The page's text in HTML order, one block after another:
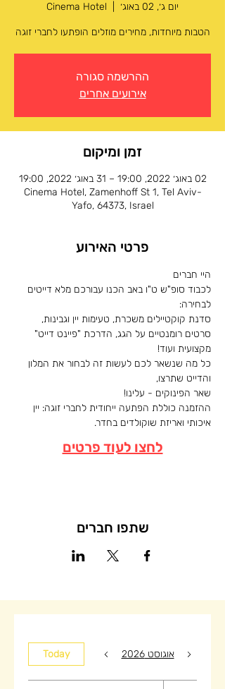
יום ג׳, 02 באוג׳ Cinema Hotel
הטבות מיוחדות, מחירים מוזלים הופתעו לחברי זוגה
ההרשמה סגורה
אירועים אחרים
זמן ומיקום
02 באוג׳ 2022, 19:00 – 31 באוג׳ 2022, 19:00
Cinema Hotel, Zamenhoff St 1, Tel Aviv-
Yafo, 64373, Israel
פרטי האירוע
היי חברים
לכבוד סופ"ש ט"ו באב הכנו עבורכם מלא דייטים
לבחירה:
סדנת קוקטיילים משכרת, טעימות יין וגבינות,
סרטים רומנטיים על הגג, הדרכת "פיינט דייט"
מקצועית ועוד!
כל מה שנשאר לכם לעשות זה לבחור את המלון
והדייט שתרצו,
שאר הפינוקים - עלינו!
ההזמנה כוללת הפתעה ייחודית לחברי זוגה: יין
איכותי ואריזת שוקולדים בחדר.
לחצו לעוד פרטים
שתפו חברים
אוגוסט 2026 Today